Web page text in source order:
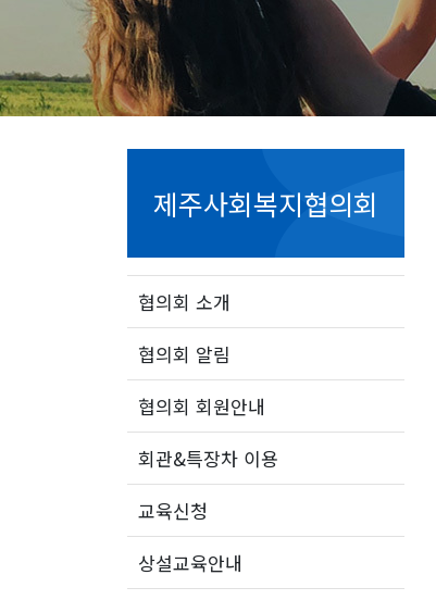
제주사회복지협의회
협의회 소개
협의회 알림
협의회 회원안내
회관&특장차 이용
교육신청
상설교육안내